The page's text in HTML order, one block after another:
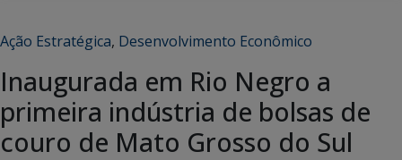
Ação Estratégica, Desenvolvimento Econômico
Inaugurada em Rio Negro a
primeira indústria de bolsas de
couro de Mato Grosso do Sul